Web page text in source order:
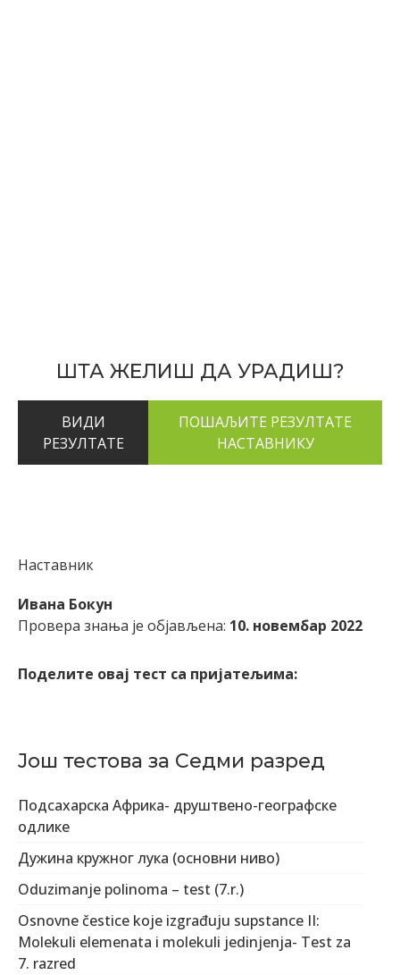
ШТА ЖЕЛИШ ДА УРАДИШ?
ВИДИ
РЕЗУЛТАТЕ
Наставник
Ивана Бокун
Провера знања је објављена: 10. новембар 2022
Поделите овај тест са пријатељима:
Још тестова за Седми разред
Подсахарска Африка- друштвено-географске
одлике
Дужина кружног лука (основни ниво)
Oduzimanje polinoma – test (7.r.)
Osnovne čestice koje izgrađuju supstance II:
Molekuli elemenata i molekuli jedinjenja- Test za
7. razred